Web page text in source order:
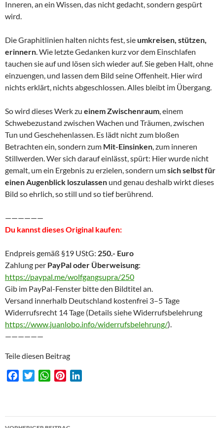
Inneren, an ein Wissen, das nicht gedacht, sondern gespürt
wird.
Die Graphitlinien halten nichts fest, sieumkreisen, stützen,
erinnern. Wie letzte Gedanken kurz vor dem Einschlafen
tauchen sie auf und lösen sich wieder auf. Sie geben Halt, ohne
einzuengen, und lassen dem Bild seine Offenheit. Hier wird
nichts erklärt, nichts abgeschlossen. Alles bleibt im Übergang.
So wird dieses Werk zu einem Zwischenraum, einem
Schwebezustand zwischen Wachen und Träumen, zwischen
Tun und Geschehenlassen. Es lädt nicht zum bloßen
Betrachten ein, sondern zum Mit-Einsinken, zum inneren
Stillwerden. Wer sich darauf einlässt, spürt: Hier wurde nicht
gemalt, um ein Ergebnis zu erzielen, sondern umsich selbst für
einen Augenblick loszulassen und genau deshalb wirkt dieses
Bild so ehrlich, so still und so tief berührend.
——————
Du kannst dieses Original kaufen:
Endpreis gemäß §19 UStG: 250.- Euro
Zahlung per PayPal oder Überweisung:
https://paypal.me/wolfgangsupra/250
Gib im PayPal-Fenster bitte den Bildtitel an.
Versand innerhalb Deutschland kostenfrei 3–5 Tage
Widerrufsrecht 14 Tage (Details siehe Widerrufsbelehrung
https://www.juanlobo.info/widerrufsbelehrung/).
——————
Teile diesen Beitrag
W
Beitragsnavigation